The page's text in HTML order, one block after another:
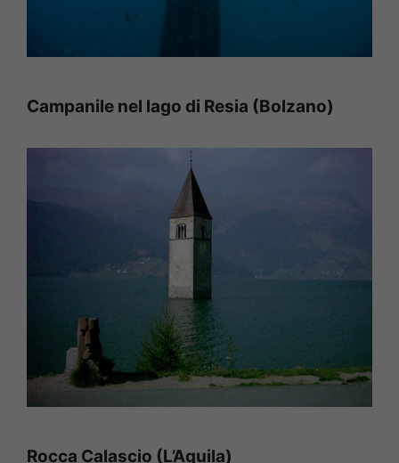
Campanile nel lago di Resia (Bolzano)
Rocca Calascio (L’Aquila)